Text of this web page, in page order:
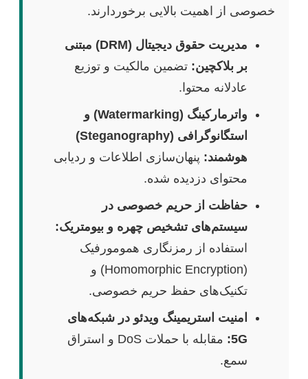
خصوصی از اهمیت بالایی برخوردارند.
مدیریت حقوق دیجیتال (DRM) مبتنی
بر بلاکچین: تضمین مالکیت و توزیع
عادلانه محتوا.
واترمارکینگ (Watermarking) و
استگانوگرافی (Steganography)
هوشمند: پنهان‌سازی اطلاعات و ردیابی
محتوای دزدیده شده.
حفاظت از حریم خصوصی در
سیستم‌های تشخیص چهره و بیومتریک:
استفاده از رمزنگاری همومورفیک
(Homomorphic Encryption) و
تکنیک‌های حفظ حریم خصوصی.
امنیت استریمینگ ویدئو در شبکه‌های
5G:
مقابله با حملات DoS و استراق
سمع.